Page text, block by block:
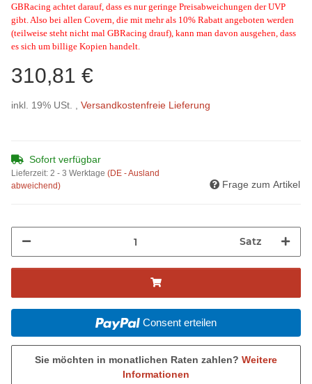
GBRacing achtet darauf, dass es nur geringe Preisabweichungen der UVP
gibt. Also bei allen Covern, die mit mehr als 10% Rabatt angeboten werden
(teilweise steht nicht mal GBRacing drauf), kann man davon ausgehen, dass
es sich um billige Kopien handelt.
310,81 €
inkl. 19% USt. , Versandkostenfreie Lieferung
Sofort verfügbar
Lieferzeit: 2 - 3 Werktage (DE - Ausland
abweichend)
Frage zum Artikel
Satz
Consent erteilen
Sie möchten in monatlichen Raten zahlen? Weitere
Informationen